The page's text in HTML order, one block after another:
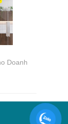
Doanh